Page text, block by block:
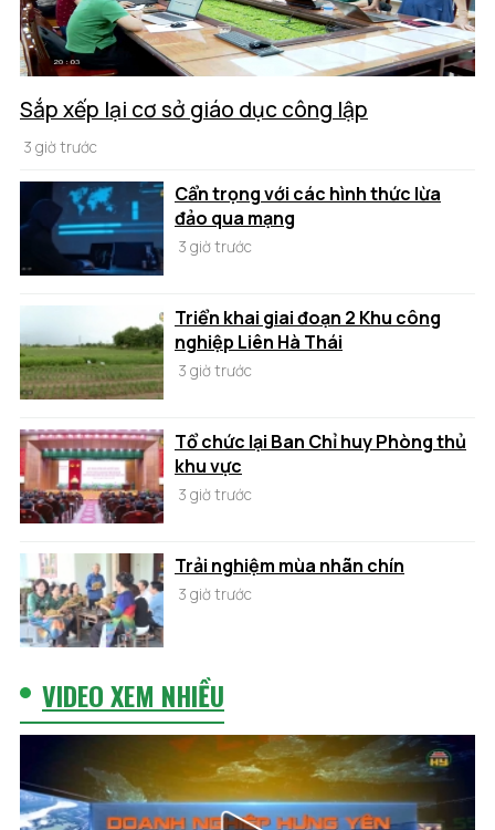
Sắp xếp lại cơ sở giáo dục công lập
3 giờ trước
Cẩn trọng với các hình thức lừa
đảo qua mạng
3 giờ trước
Triển khai giai đoạn 2 Khu công
nghiệp Liên Hà Thái
3 giờ trước
Tổ chức lại Ban Chỉ huy Phòng thủ
khu vực
3 giờ trước
Trải nghiệm mùa nhãn chín
3 giờ trước
VIDEO XEM NHIỀU